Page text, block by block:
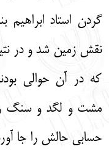
گردن استاد ابراهیم
نقش زمین شد و در
که در آن حوالی
مشت و لگد و سنگ و
حسابی حالش را جا